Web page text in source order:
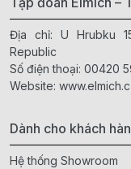
Địa chỉ: U Hrubku
Republic
Số điện thoại: 00420
Website:
Dành cho khách
Hệ thống Showroom